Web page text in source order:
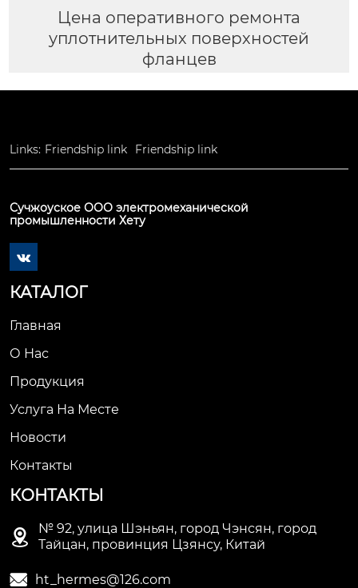
Цена оперативного ремонта
уплотнительных поверхностей
фланцев
Links: Friendship link Friendship link
Сучжоуское ООО электромеханической
промышленности Хету

КАТАЛОГ
Главная
О Нас
Продукция
Услуга На Месте
Новости
Контакты
КОНТАКТЫ

№ 92, улица Шэньян, город Чэнсян, город
Тайцан, провинция Цзянсу, Китай
 ht_hermes@126.com